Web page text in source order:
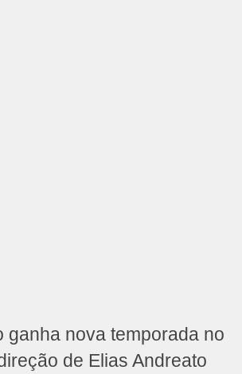
ganha nova temporada no
de Elias Andreato